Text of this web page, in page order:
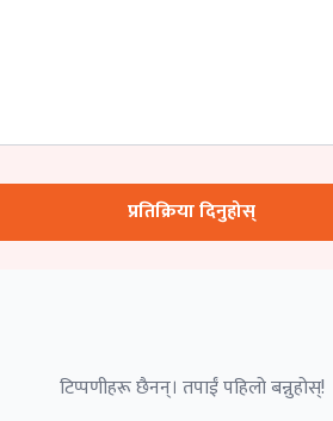
प्रतिक्रिया दिनुहोस्
टिप्पणीहरू छैनन्। तपाईं पहिलो बन्नुहोस्!